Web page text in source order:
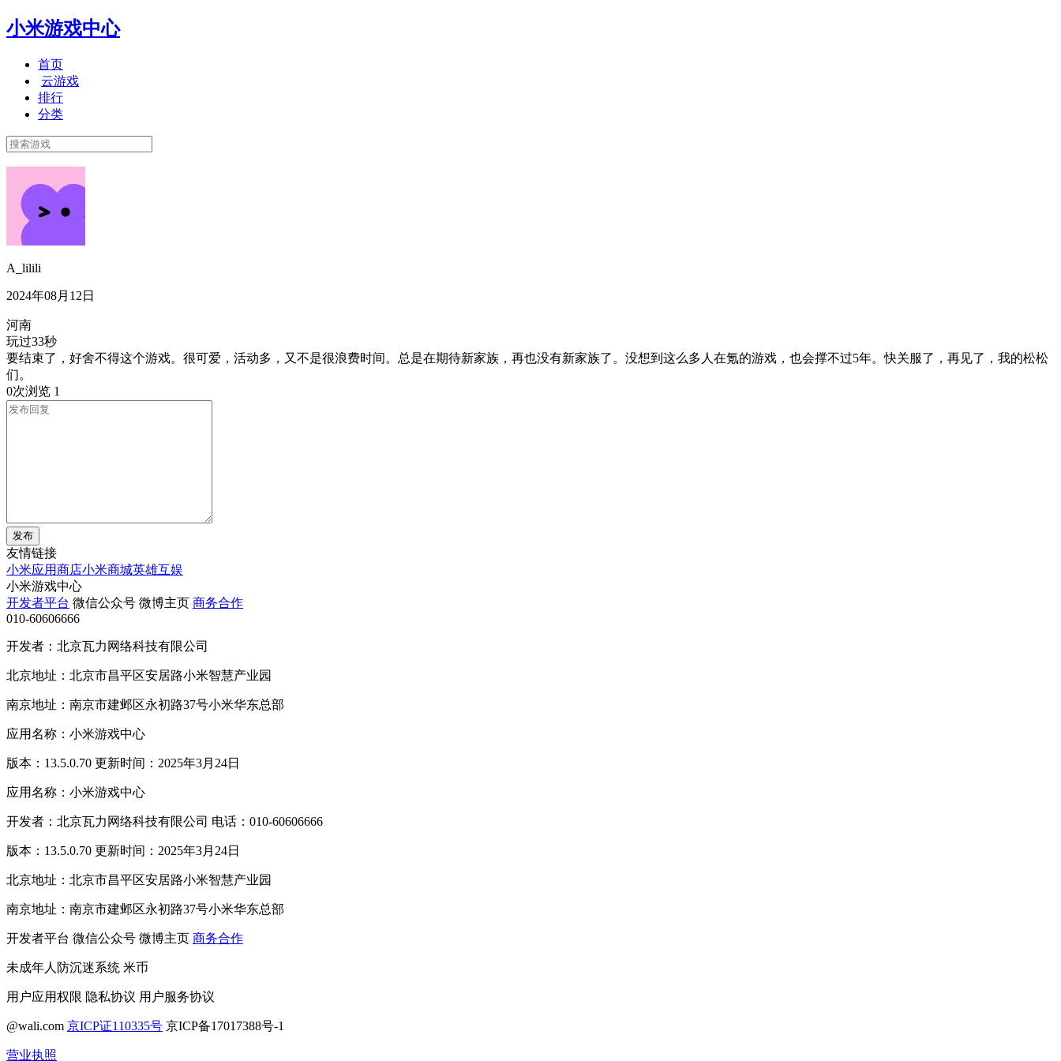
小米游戏中心
首页
云游戏
排行
分类
A_lilili
2024年08月12日
河南
玩过33秒
要结束了，好舍不得这个游戏。很可爱，活动多，又不是很浪费时间。总是在期待新家族，再也没有新家族了。没想到这么多人在氪的游戏，也会撑不过5年。快关服了，再见了，我的松松
们。
0次浏览 1
发布
友情链接
小米应用商店小米商城英雄互娱
小米游戏中心
开发者平台 微信公众号 微博主页 商务合作
010-60606666
开发者：北京瓦力网络科技有限公司
北京地址：北京市昌平区安居路小米智慧产业园
南京地址：南京市建邺区永初路37号小米华东总部
应用名称：小米游戏中心
版本：13.5.0.70 更新时间：2025年3月24日
应用名称：小米游戏中心
开发者：北京瓦力网络科技有限公司 电话：010-60606666
版本：13.5.0.70 更新时间：2025年3月24日
北京地址：北京市昌平区安居路小米智慧产业园
南京地址：南京市建邺区永初路37号小米华东总部
开发者平台 微信公众号 微博主页 商务合作
未成年人防沉迷系统 米币
用户应用权限 隐私协议 用户服务协议
@wali.com 京ICP证110335号 京ICP备17017388号-1
营业执照